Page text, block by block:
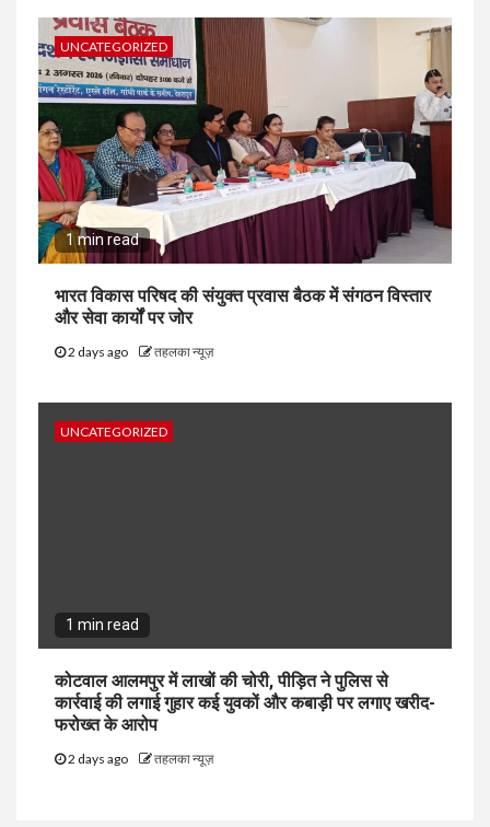
UNCATEGORIZED
1 min read
भारत विकास परिषद की संयुक्त प्रवास बैठक में संगठन विस्तार
और सेवा कार्यों पर जोर
2 days ago तहलका न्यूज़
UNCATEGORIZED
1 min read
कोटवाल आलमपुर में लाखों की चोरी, पीड़ित ने पुलिस से
कार्रवाई की लगाई गुहार कई युवकों और कबाड़ी पर लगाए खरीद-
फरोख्त के आरोप
2 days ago तहलका न्यूज़